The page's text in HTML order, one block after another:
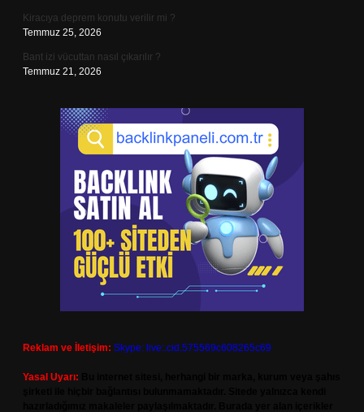
Kiracıya deprem konutu verilir mi ?
Temmuz 25, 2026
Bant izi vücuttan nasıl çıkarılır ?
Temmuz 21, 2026
Reklam ve İletişim: Skype: live:.cid.575569c608265c69
Yasal Uyarı: